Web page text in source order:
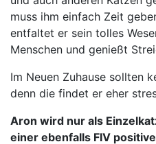
muss ihm einfach Zeit
entfaltet er sein tolles
Menschen und genießt
Im Neuen Zuhause sollten
denn die findet er eher
Aron wird nur als
einer ebenfalls FIV